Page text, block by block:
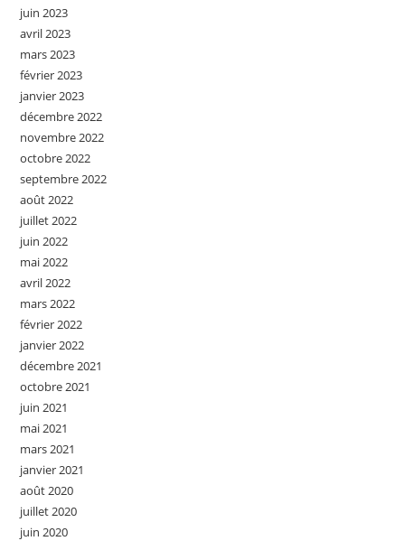
juin 2023
avril 2023
mars 2023
février 2023
janvier 2023
décembre 2022
novembre 2022
octobre 2022
septembre 2022
août 2022
juillet 2022
juin 2022
mai 2022
avril 2022
mars 2022
février 2022
janvier 2022
décembre 2021
octobre 2021
juin 2021
mai 2021
mars 2021
janvier 2021
août 2020
juillet 2020
juin 2020